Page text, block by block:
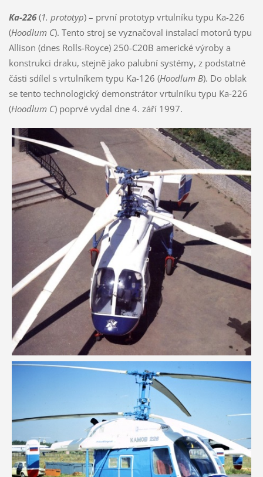
Ka-226(1. prototyp) – první prototyp vrtulníku typu Ka-226
(Hoodlum C). Tento stroj se vyznačoval instalací motorů typu
Allison (dnes Rolls-Royce) 250-C20B americké výroby a
konstrukci draku, stejně jako palubní systémy, z podstatné
části sdílel s vrtulníkem typu Ka-126 (Hoodlum B). Do oblak
se tento technologický demonstrátor vrtulníku typu Ka-226
(Hoodlum C) poprvé vydal dne 4. září 1997.